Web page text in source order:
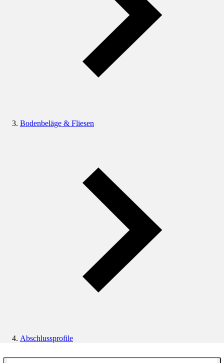
Bodenbeläge & Fliesen
Abschlussprofile